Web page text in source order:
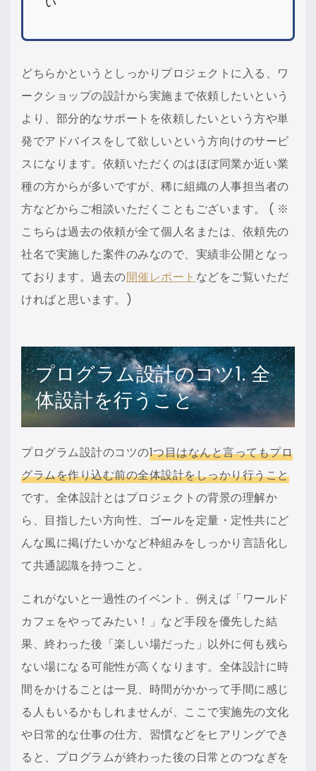
どちらかというとしっかりプロジェクトに入る、ワ
ークショップの設計から実施まで依頼したいという
より、部分的なサポートを依頼したいという方や単
発でアドバイスをして欲しいという方向けのサービ
スになります。依頼いただくのはほぼ同業か近い業
種の方からが多いですが、稀に組織の人事担当者の
方などからご相談いただくこともございます。 ( ※
こちらは過去の依頼が全て個人名または、依頼先の
社名で実施した案件のみなので、実績非公開となっ
ております。過去の開催レポート などをご覧いただ
ければと思います。)
プログラム設計のコツ1. 全
体設計を行うこと
プログラム設計のコツの1つ目はなんと言ってもプロ
グラムを作り込む前の全体設計をしっかり行うこと
です。全体設計とはプロジェクトの背景の理解か
ら、目指したい方向性、ゴールを定量・定性共にど
んな風に掲げたいかなど枠組みをしっかり言語化し
て共通認識を持つこと。
これがないと一過性のイベント、例えば「ワールド
カフェをやってみたい！」など手段を優先した結
果、終わった後「楽しい場だった」以外に何も残ら
ない場になる可能性が高くなります。全体設計に時
間をかけることは一見、時間がかかって手間に感じ
る人もいるかもしれませんが、ここで実施先の文化
や日常的な仕事の仕方、習慣などをヒアリングでき
ると、プログラムが終わった後の日常とのつなぎを